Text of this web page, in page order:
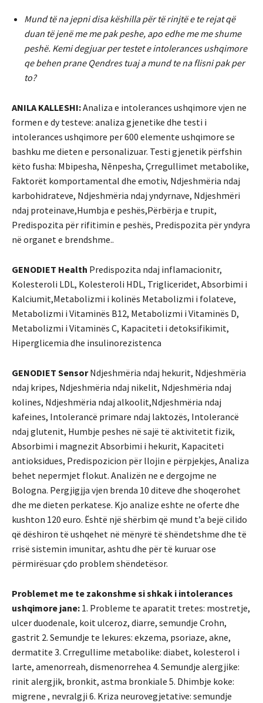
Mund të na jepni disa këshilla për të rinjtë e te rejat që
duan të jenë me me pak peshe, apo edhe me me shume
peshë. Kemi degjuar per testet e intolerances ushqimore
qe behen prane Qendres tuaj a mund te na flisni pak per
to?
ANILA KALLESHI:Analiza e intolerances ushqimore vjen ne
formen e dy testeve: analiza gjenetike dhe testi i
intolerances ushqimore per 600 elemente ushqimore se
bashku me dieten e personalizuar. Testi gjenetik përfshin
këto fusha: Mbipesha, Nēnpesha, Çrregullimet metabolike,
Faktorët komportamental dhe emotiv, Ndjeshmëria ndaj
karbohidrateve, Ndjeshmëria ndaj yndyrnave, Ndjeshmëri
ndaj proteinave,Humbja e peshës,Përbërja e trupit,
Predispozita për rifitimin e peshës, Predispozita për yndyra
në organet e brendshme..
GENODIET Health Predispozita ndaj inflamacionitr,
Kolesteroli LDL, Kolesteroli HDL, Trigliceridet, Absorbimi i
Kalciumit,Metabolizmi i kolinës Metabolizmi i folateve,
Metabolizmi i Vitaminës B12, Metabolizmi i Vitaminës D,
Metabolizmi i Vitaminës C, Kapaciteti i detoksifikimit,
Hiperglicemia dhe insulinorezistenca
GENODIET SensorNdjeshmëria ndaj hekurit, Ndjeshmëria
ndaj kripes, Ndjeshmëria ndaj nikelit, Ndjeshmëria ndaj
kolines, Ndjeshmëria ndaj alkoolit,Ndjeshmëria ndaj
kafeines, Intolerancë primare ndaj laktozës, Intolerancë
ndaj glutenit, Humbje peshes në sajë të aktivitetit fizik,
Absorbimi i magnezit Absorbimi i hekurit, Kapaciteti
antioksidues, Predispozicion për llojin e përpjekjes, Analiza
behet nepermjet flokut. Analizën ne e dergojme ne
Bologna. Pergjigjja vjen brenda 10 diteve dhe shoqerohet
dhe me dieten perkatese. Kjo analize eshte ne oferte dhe
kushton 120 euro. Është një shërbim që mund t’a bejë cilido
që dëshiron të ushqehet në mënyrë të shëndetshme dhe të
rrisë sistemin imunitar, ashtu dhe për të kuruar ose
përmirësuar çdo problem shëndetësor.
Problemet me te zakonshme si shkak i intolerances
ushqimore jane: 1. Probleme te aparatit tretes: mostretje,
ulcer duodenale, koit ulceroz, diarre, semundje Crohn,
gastrit 2. Semundje te lekures: ekzema, psoriaze, akne,
dermatite 3. Crregullime metabolike: diabet, kolesterol i
larte, amenorreah, dismenorrehea 4. Semundje alergjike:
rinit alergjik, bronkit, astma bronkiale 5. Dhimbje koke:
migrene , nevralgji 6. Kriza neurovegjetative: semundje